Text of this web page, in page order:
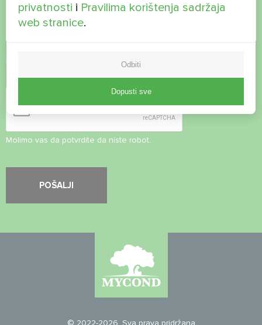
Pravila o privatnosti
Molimo vas da potvrdite da niste robot.
© 2022-2026. Sva prava pridržana
privatnosti i Pravilima korištenja sadržaja
web stranice.
Odbiti
Dopusti sve